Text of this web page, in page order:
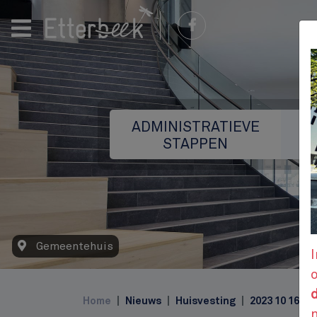
Gemeentehuis
ADMINISTRATIEVE
STAPPEN
Home Nieuws Huisvesting 2023 10 16